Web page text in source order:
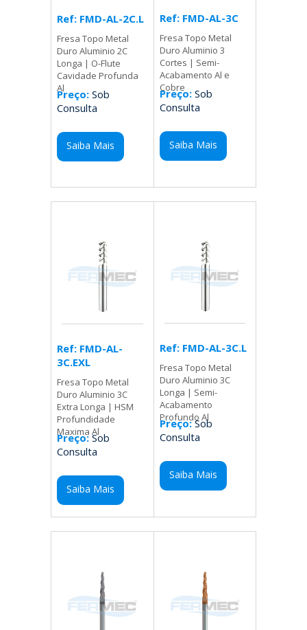
Ref: FMD-AL-2C.L
Fresa Topo Metal
Duro Aluminio 2C
Longa | O-Flute
Cavidade Profunda
Al
Preço: Sob
Consulta
Saiba Mais
Ref: FMD-AL-3C
Fresa Topo Metal
Duro Aluminio 3
Cortes | Semi-
Acabamento Al e
Cobre
Preço:Sob
Consulta
Saiba Mais
Ref: FMD-AL-
3C.EXL
Fresa Topo Metal
Duro Aluminio 3C
Extra Longa | HSM
Profundidade
Maxima Al
Preço: Sob
Consulta
Saiba Mais
Ref: FMD-AL-3C.L
Fresa Topo Metal
Duro Aluminio 3C
Longa | Semi-
Acabamento
Profundo Al
Preço:Sob
Consulta
Saiba Mais